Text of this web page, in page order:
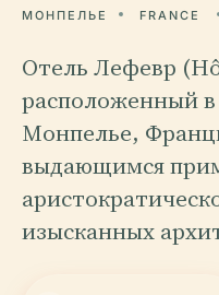
МОНПЕЛЬЕ FRANCE
Отель Лефевр
расположенный
Монпелье,
выдающимся
изысканных